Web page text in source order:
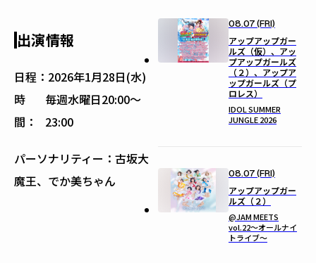
出演情報
日程： 2026年1月28日(水)
時
間：
毎週水曜日20:00〜
23:00
パーソナリティー：古坂大
魔王、でか美ちゃん
08.07 (FRI)
アップアップガー
ルズ（仮）、アッ
プアップガールズ
（２）、アップア
ップガールズ（プ
ロレス）
IDOL SUMMER
JUNGLE 2026
08.07 (FRI)
アップアップガー
ルズ（２）
@JAM MEETS
vol.22〜オールナイ
トライブ〜